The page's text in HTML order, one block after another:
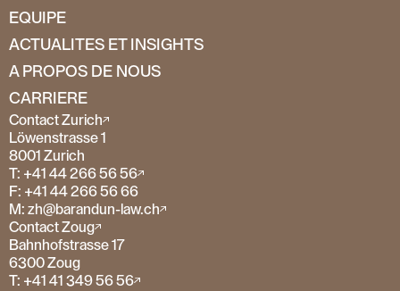
EQUIPE
ACTUALITES ET INSIGHTS
A PROPOS DE NOUS
CARRIERE
Contact Zurich
Löwenstrasse 1
8001 Zurich
T: +41 44 266 56 56
F: +41 44 266 56 66
M: zh@barandun-law.ch
Contact Zoug
Bahnhofstrasse 17
6300 Zoug
T: +41 41 349 56 56